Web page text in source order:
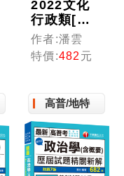
2022文化
行政類[藝
術概論]歷
屆試題精闢
新解：超高
解密！〔五
版〕〔高普
考／地方特
考／各類特
考〕
作者:潘雲
特價:482 元
高普/地特